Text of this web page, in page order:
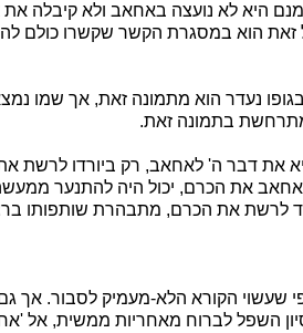
היא לא נועצה באחאב ולא קיבלה את
זאת הוא במסגרת הקשר שקשרו כולם
נעדר הוא מתמונה זאת, אך שמו
בתמונה זאת.
את דבר ה' לאחאב, רק ביורדו לרשת
את הכרם, יכול היה להתנער
לרשת את הכרם, מתבהרת שותפותו
הקורא הלא-מעמיק לסבור. אך גם
השפל לברוח מאחריות ממשית, אל